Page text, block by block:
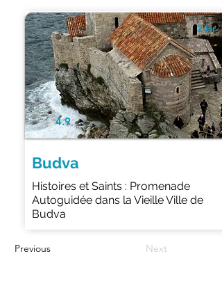
4.9
Budva
Histoires et Saints : Promenade
Autoguidée dans la Vieille Ville de
Budva
2 Hr
Previous Next